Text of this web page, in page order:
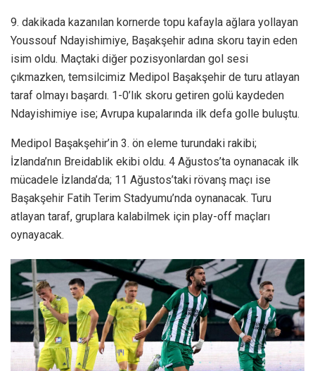
9. dakikada kazanılan kornerde topu kafayla ağlara yollayan
Youssouf Ndayishimiye, Başakşehir adına skoru tayin eden
isim oldu. Maçtaki diğer pozisyonlardan gol sesi
çıkmazken, temsilcimiz Medipol Başakşehir de turu atlayan
taraf olmayı başardı. 1-0’lık skoru getiren golü kaydeden
Ndayishimiye ise; Avrupa kupalarında ilk defa golle buluştu.
Medipol Başakşehir’in 3. ön eleme turundaki rakibi;
İzlanda’nın Breidablik ekibi oldu. 4 Ağustos’ta oynanacak ilk
mücadele İzlanda’da; 11 Ağustos’taki rövanş maçı ise
Başakşehir Fatih Terim Stadyumu’nda oynanacak. Turu
atlayan taraf, gruplara kalabilmek için play-off maçları
oynayacak.